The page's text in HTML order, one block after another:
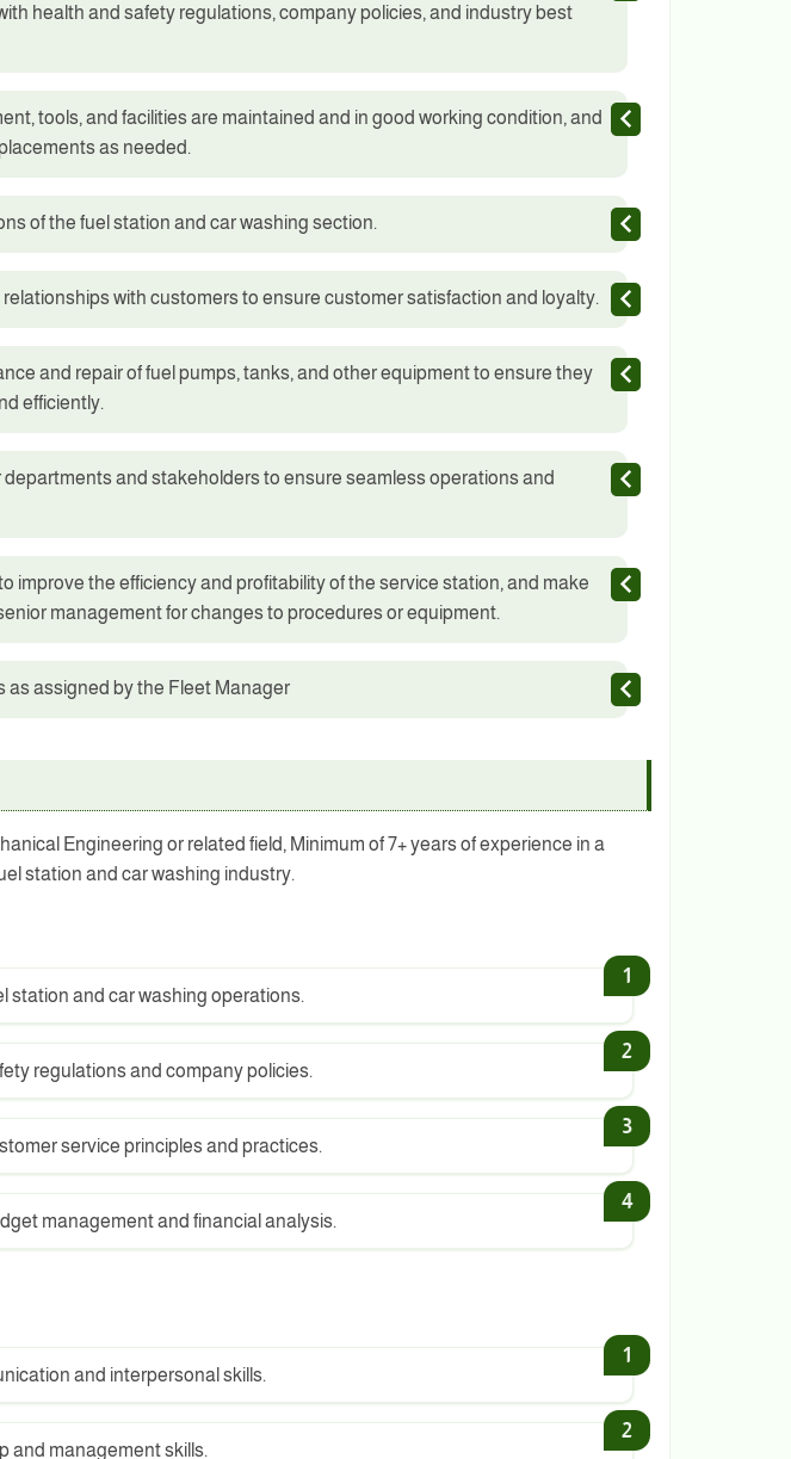
health and safety regulations, company policies, and industry best
tools, and facilities are maintained and in good working condition, and
as needed.
of the fuel station and car washing section.
with customers to ensure customer satisfaction and loyalty.
and repair of fuel pumps, tanks, and other equipment to ensure they
efficiently.
and stakeholders to ensure seamless operations and
improve the efficiency and profitability of the service station, and make
management for changes to procedures or equipment.
as assigned by the Fleet Manager
Engineering or related field, Minimum of 7+ years of experience in a
station and car washing industry.
station and car washing operations.
regulations and company policies.
service principles and practices.
management and financial analysis.
and interpersonal skills.
and management skills.